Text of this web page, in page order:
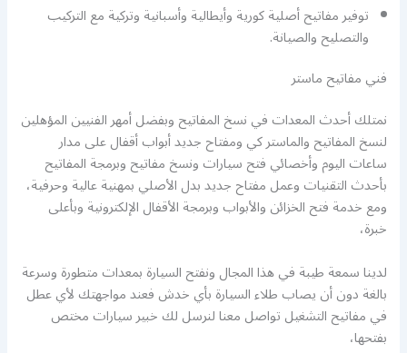
توفير مفاتيح أصلية كورية وأيطالية وأسبانية وتركية مع التركيب
والتصليح والصيانة.
فني مفاتيح ماستر
نمتلك أحدث المعدات في نسخ المفاتيح وبفضل أمهر الفنيين المؤهلين
لنسخ المفاتيح والماستر كي ومفتاح جديد أبواب أقفال على مدار
ساعات اليوم وأخصائي فتح سيارات ونسخ مفاتيح وبرمجة المفاتيح
بأحدث التقنيات وعمل مفتاح جديد بدل الأصلي بمهنية عالية وحرفية،
ومع خدمة فتح الخزائن والأبواب وبرمجة الأقفال الإلكترونية وبأعلى
خبرة،
لدينا سمعة طيبة في هذا المجال ونفتح السيارة بمعدات متطورة وسرعة
بالغة دون أن يصاب طلاء السيارة بأي خدش فعند مواجهتك لأي عطل
في مفاتيح التشغيل تواصل معنا لنرسل لك خبير سيارات مختص
بفتحها،